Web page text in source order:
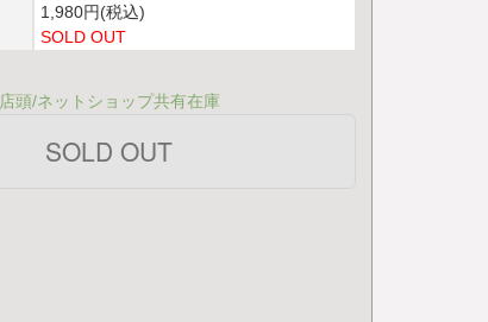
1,980円(税込)
SOLD OUT
店頭/ネットショップ共有在庫